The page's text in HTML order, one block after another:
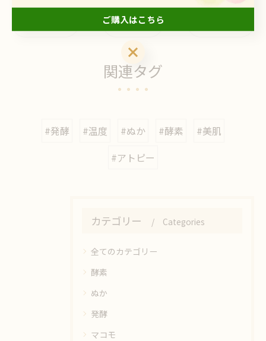
一覧に戻る
関連タグ
#発酵 #温度 #ぬか #酵素
#美肌
#アトピー
カテゴリー Categories
全てのカテゴリー
酵素
ぬか
発酵
マコモ
ご購入はこちら
ご購入はこちら